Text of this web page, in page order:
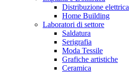
Distribuzione elettrica
Home Building
Laboratori di settore
Saldatura
Serigrafia
Moda Tessile
Grafiche artistiche
Ceramica